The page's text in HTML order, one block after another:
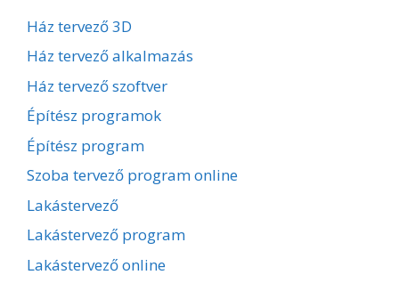
Ház tervező 3D
Ház tervező alkalmazás
Ház tervező szoftver
Építész programok
Építész program
Szoba tervező program online
Lakástervező
Lakástervező program
Lakástervező online